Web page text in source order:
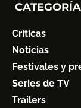
Críticas
Noticias
Festivales y
Series de TV
Trailers